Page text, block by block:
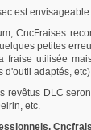
est
CncFraises
petites
fraise utilisée
d'outil adaptés,
revêtus DLC
etc.